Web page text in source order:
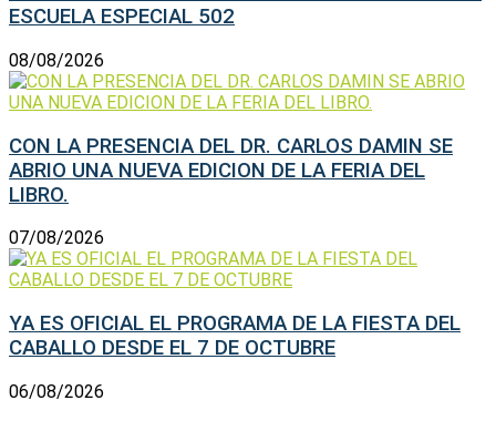
ESCUELA ESPECIAL 502
08/08/2026
CON LA PRESENCIA DEL DR. CARLOS DAMIN SE
ABRIO UNA NUEVA EDICION DE LA FERIA DEL
LIBRO.
07/08/2026
YA ES OFICIAL EL PROGRAMA DE LA FIESTA DEL
CABALLO DESDE EL 7 DE OCTUBRE
06/08/2026